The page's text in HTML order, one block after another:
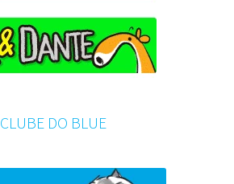
CLUBE DO BLUE